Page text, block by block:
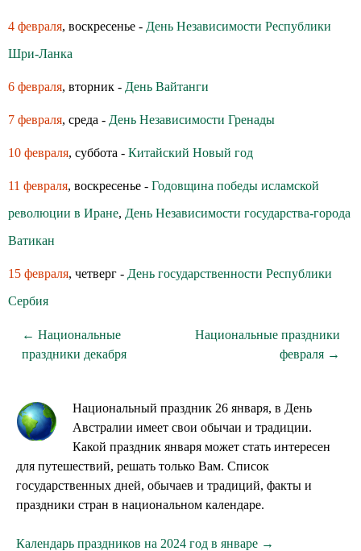
4 февраля, воскресенье - День Независимости Республики
Шри-Ланка
6 февраля, вторник - День Вайтанги
7 февраля, среда - День Независимости Гренады
10 февраля, суббота - Китайский Новый год
11 февраля, воскресенье - Годовщина победы исламской
революции в Иране, День Независимости государства-города
Ватикан
15 февраля, четверг - День государственности Республики
Сербия
← Национальные
праздники декабря
Национальные праздники
февраля →
Национальный праздник 26 января, в День
Австралии имеет свои обычаи и традиции.
Какой праздник января может стать интересен
для путешествий, решать только Вам. Список
государственных дней, обычаев и традиций, факты и
праздники стран в национальном календаре.
Календарь праздников на 2024 год в январе →